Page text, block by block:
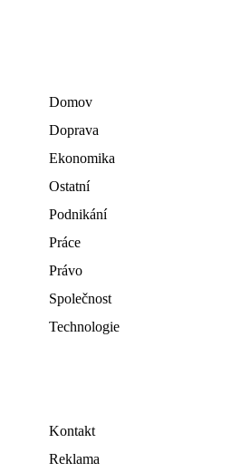
Domov
Doprava
Ekonomika
Ostatní
Podnikání
Práce
Právo
Společnost
Technologie
Kontakt
Reklama